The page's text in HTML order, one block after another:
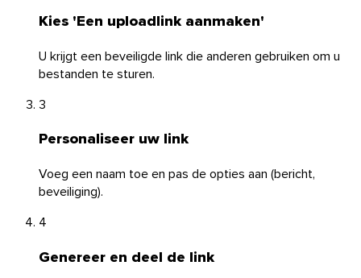
Kies 'Een uploadlink aanmaken'
U krijgt een beveiligde link die anderen gebruiken om u
bestanden te sturen.
3
Personaliseer uw link
Voeg een naam toe en pas de opties aan (bericht,
beveiliging).
4
Genereer en deel de link